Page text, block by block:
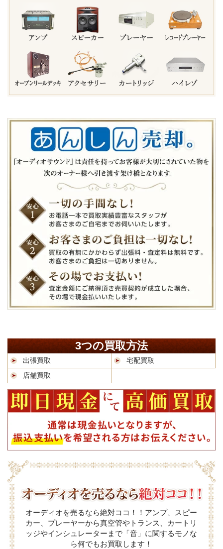
3つの買取方法
出張買取
宅配買取
店舗買取
オーディオを売るなら絶対ココ！！アンプ、スピー
カー、プレーヤーから真空管やトランス、カートリ
ッジやインシュレーターまで「音」に関するモノな
ら何でもお買取します！